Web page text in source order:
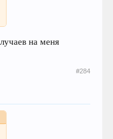
на меня
#284